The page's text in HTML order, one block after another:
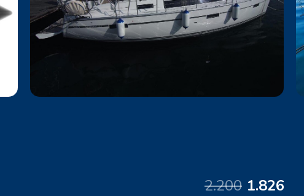
2.200 1.826